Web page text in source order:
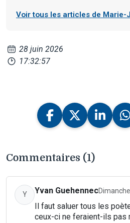
Voir tous les articles de Marie-
28 juin 2026
17:32:57
Commentaires (1)
Y Yvan Guehennec
Il faut saluer tous les
ceux-ci ne feraient-ils pas